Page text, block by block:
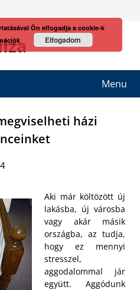
Menu
házi
Aki már költözött új
lakásba, új városba
vagy akár másik
országba, az tudja,
hogy ez mennyi
stresszel,
aggodalommal jár
együtt. Aggódunk
Ön elfogadja a cookie-k
Elfogadom